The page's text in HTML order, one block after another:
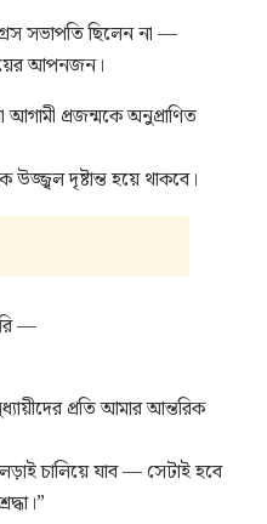
সভাপতি ছিলেন না —
আপনজন।
আগামী প্রজন্মকে অনুপ্রাণিত
দৃষ্টান্ত হয়ে থাকবে।
—
প্রতি আমার আন্তরিক
চালিয়ে যাব — সেটাই হবে